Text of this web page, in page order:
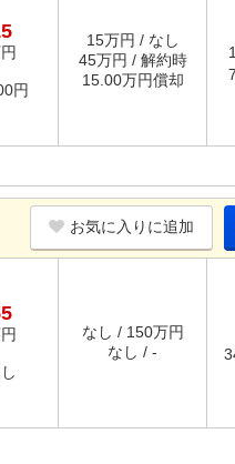
円
15万円 / なし
45万円 / 解約時
15.00万円償却
お気に入りに追加
なし / 150万円
なし / -